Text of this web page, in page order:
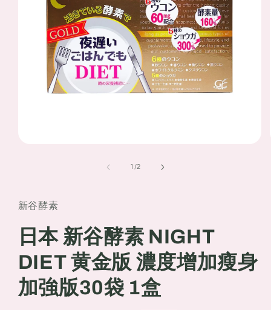
1 /of
2
新谷酵素
日本 新谷酵素 NIGHT
DIET 黄金版 濃度增加瘦身
加強版30袋 1盒